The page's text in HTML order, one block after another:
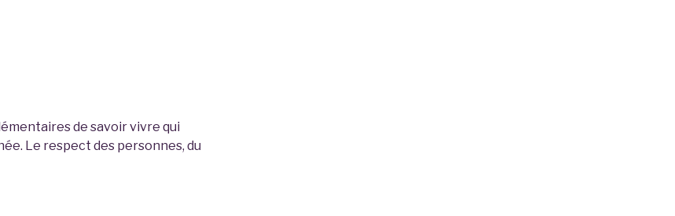
de savoir vivre qui
Le respect des personnes, du